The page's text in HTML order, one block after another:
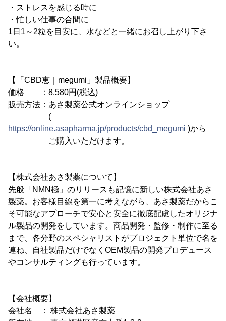
・ストレスを感じる時に
・忙しい仕事の合間に
1日1～2粒を目安に、水などと一緒にお召し上がり下さ
い。
【「CBD恵｜megumi」製品概要】
価格 ：8,580円(税込)
販売方法：あさ製薬公式オンラインショップ
(
https://online.asapharma.jp/products/cbd_megumi )から
ご購入いただけます。
【株式会社あさ製薬について】
先般「NMN極」のリリースも記憶に新しい株式会社あさ
製薬。お客様目線を第一に考えながら、あさ製薬だからこ
そ可能なアプローチで安心と安全に徹底配慮したオリジナ
ル製品の開発をしています。商品開発・監修・制作に至る
まで、各分野のスペシャリストがプロジェクト単位で名を
連ね、自社製品だけでなくOEM製品の開発プロデュース
やコンサルティングも行っています。
【会社概要】
会社名 ： 株式会社あさ製薬